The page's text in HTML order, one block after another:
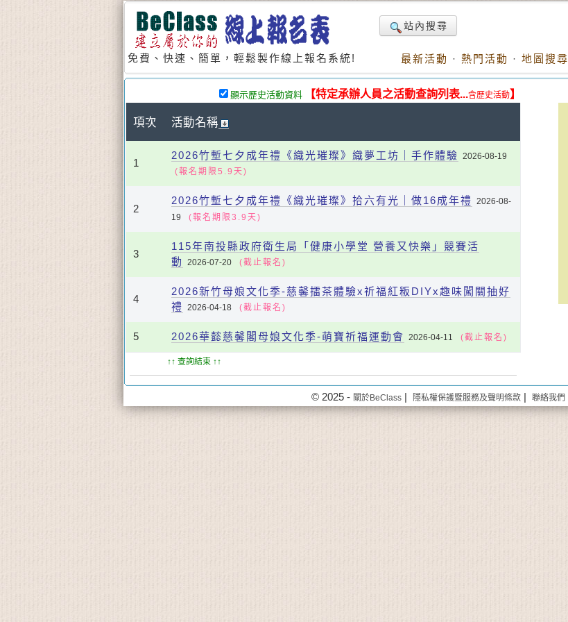
免費、快速、簡單，輕鬆製作線上報名系統!
站內搜尋
最新活動 · 熱門活動 · 地圖搜尋
顯示歷史活動資料 【特定承辦人員之活動查詢列表...含歷史活動】
項次 活動名稱
1
2026竹塹七夕成年禮《織光璀璨》織夢工坊｜手作體驗 2026-08-19
(報名期限5.9天)
2
2026竹塹七夕成年禮《織光璀璨》拾六有光｜做16成年禮 2026-08-
19
(報名期限3.9天)
3
115年南投縣政府衛生局「健康小學堂 營養又快樂」競賽活
動
2026-07-20 (截止報名)
4
2026新竹母娘文化季-慈馨擂茶體驗x祈福紅粄DIYx趣味闖關抽好
禮 2026-04-18 (截止報名)
5 2026華懿慈馨閣母娘文化季-萌寶祈福運動會 2026-04-11 (截止報名)
↑↑ 查詢結束 ↑↑
© 2025 - 關於BeClass | 隱私權保護暨服務及聲明條款 | 聯絡我們